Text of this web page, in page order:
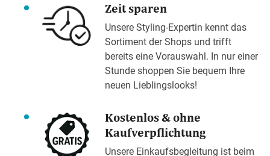
Zeit sparen
Unsere Styling-Expertin kennt das
Sortiment der Shops und trifft
bereits eine Vorauswahl. In nur einer
Stunde shoppen Sie bequem Ihre
neuen Lieblingslooks!
Kostenlos & ohne
Kaufverpflichtung
Unsere Einkaufsbegleitung ist beim